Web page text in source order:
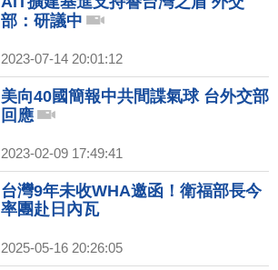
部：研議中
2023-07-14 20:01:12
美向40國簡報中共間諜氣球 台外交部
回應
2023-02-09 17:49:41
台灣9年未收WHA邀函！衛福部長今
率團赴日內瓦
2025-05-16 20:26:05